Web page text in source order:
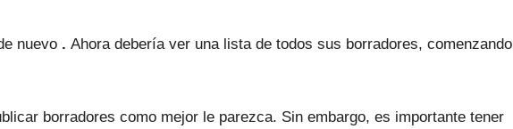
nuevo . Ahora debería ver una lista de todos sus borradores, comenzando
borradores como mejor le parezca. Sin embargo, es importante tener